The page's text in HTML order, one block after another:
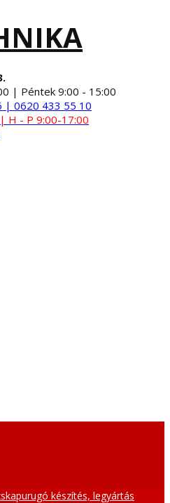
| Péntek 9:00 - 15:00
| 0620 433 55 10
| H - P 9:00-17:00
készítés, legyártás